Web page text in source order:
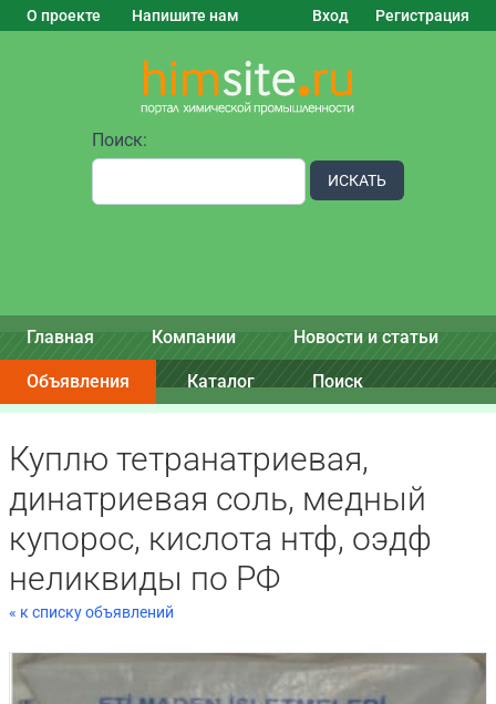
О проекте Напишите нам Вход Регистрация
Поиск:
ИСКАТЬ
Главная Компании Новости и статьи
Объявления Каталог Поиск
Куплю тетранатриевая,
динатриевая соль, медный
купорос, кислота нтф, оэдф
неликвиды по РФ
« к списку объявлений